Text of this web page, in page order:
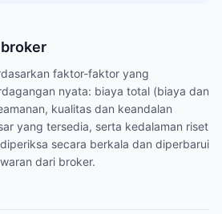
faktor-faktor yang
nyata: biaya total (biaya dan
kualitas dan keandalan
yang tersedia, serta kedalaman riset
secara berkala dan diperbarui
dari broker.